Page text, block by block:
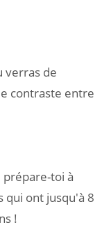
verras de
contraste entre
prépare-toi à
qui ont jusqu'à 8
!